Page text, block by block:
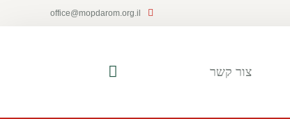
office@mopdarom.org.il
צור קשר